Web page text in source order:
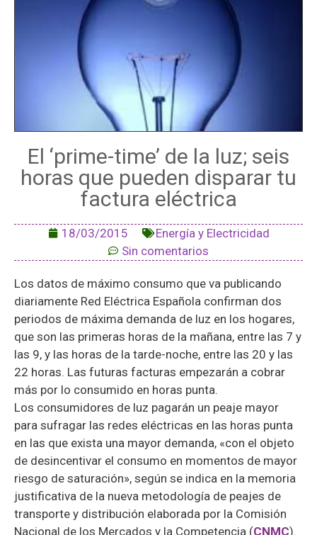
El ‘prime-time’ de la luz; seis
horas que pueden disparar tu
factura eléctrica
18/03/2015
Energía y Electricidad
Sin comentarios
Los datos de máximo consumo que va publicando
diariamente Red Eléctrica Española confirman dos
periodos de máxima demanda de luz en los hogares,
que son las primeras horas de la mañana, entre las 7 y
las 9, y las horas de la tarde-noche, entre las 20 y las
22 horas. Las futuras facturas empezarán a cobrar
más por lo consumido en horas punta.
Los consumidores de luz pagarán un peaje mayor
para sufragar las redes eléctricas en las horas punta
en las que exista una mayor demanda, «con el objeto
de desincentivar el consumo en momentos de mayor
riesgo de saturación», según se indica en la memoria
justificativa de la nueva metodología de peajes de
transporte y distribución elaborada por la Comisión
Nacional de los Mercados y la Competencia (CNMC).